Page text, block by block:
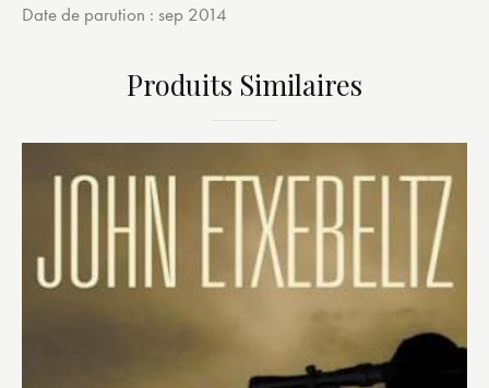
Date de parution : sep 2014
Produits Similaires